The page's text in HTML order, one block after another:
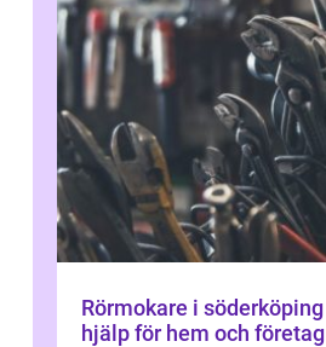
Rörmokare i söderköping trygg vvs-
hjälp för hem och företag